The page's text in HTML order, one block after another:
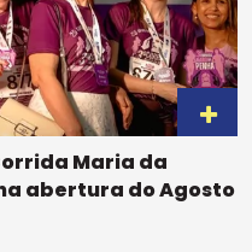
Maria da
abertura do Agosto